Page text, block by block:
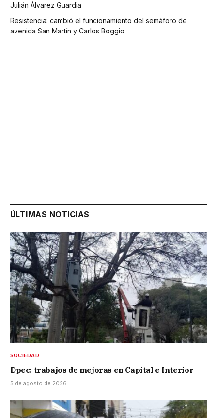
Julián Álvarez Guardia
Resistencia: cambió el funcionamiento del semáforo de
avenida San Martín y Carlos Boggio
ÚLTIMAS NOTICIAS
SOCIEDAD
Dpec: trabajos de mejoras en Capital e Interior
5 de agosto de 2026